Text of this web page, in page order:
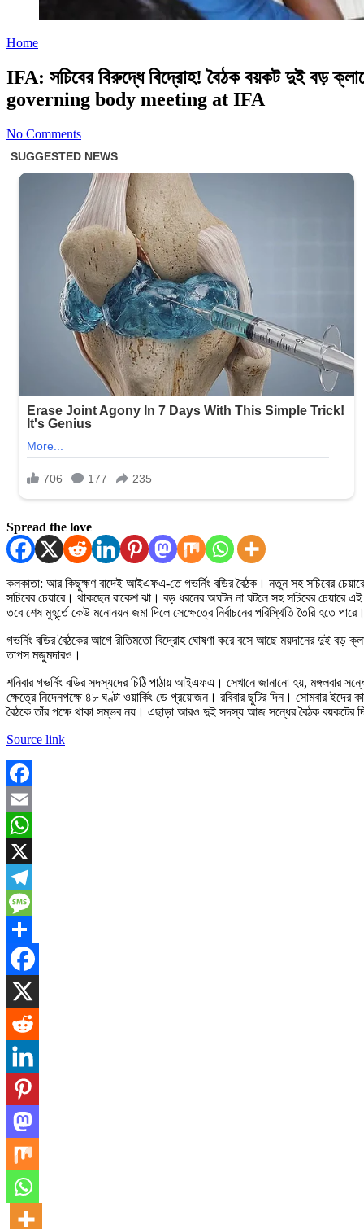
Home
IFA: সচিবের বিরুদ্ধে বিদ্রোহ! বৈঠক বয়কট দুই
governing body meeting at IFA
No Comments
Spread the love
কলকাতা: আর কিছুক্ষণ বাদেই আইএফএ-তে গভর্নিং বডির বৈঠক। নতুন সহ সচিবের
সচিবের চেয়ারে। থাকছেন রাকেশ ঝা। বড় ধরনের অঘটন না ঘটলে সহ সচিবের
তবে শেষ মুহূর্তে কেউ মনোনয়ন জমা দিলে সেক্ষেত্রে নির্বাচনের পরিস্থিতি তৈরি হতে
গভর্নিং বডির বৈঠকের আগে রীতিমতো বিদ্রোহ ঘোষণা করে বসে আছে ময়দানের দুই বড়
তাপস মজুমদারও।
শনিবার গভর্নিং বডির সদস্যদের চিঠি পাঠায় আইএফএ। সেখানে জানানো হয়, মঙ্গলবার
ক্ষেত্রে নিদেনপক্ষে ৪৮ ঘণ্টা ওয়ার্কিং ডে প্রয়োজন। রবিবার ছুটির দিন। সোমবার ইদের
বৈঠকে তাঁর পক্ষে থাকা সম্ভব নয়। এছাড়া আরও দুই সদস্য আজ সন্ধের বৈঠক বয়কটের
Source link
Facebook
Email
WhatsApp
X
Telegram
Message
Share